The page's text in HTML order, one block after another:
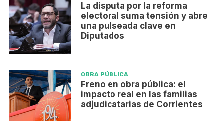
La disputa por la reforma
electoral suma tensión y abre
una pulseada clave en
Diputados
OBRA PÚBLICA
Freno en obra pública: el
impacto real en las familias
adjudicatarias de Corrientes